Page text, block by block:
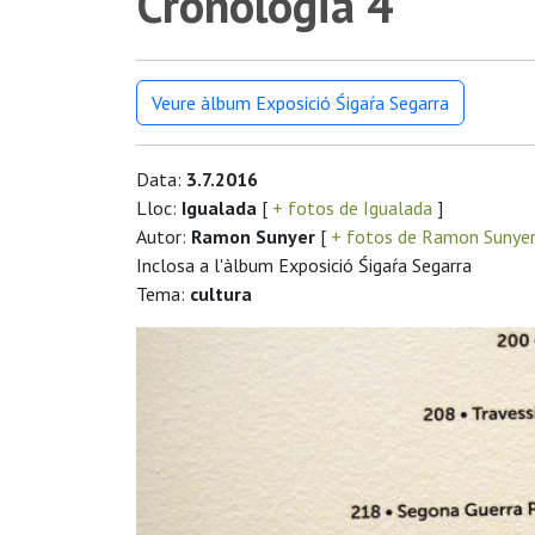
Veure àlbum Exposició Śigaŕa Segarra
Data: 3.7.2016
Lloc: Igualada [ + fotos de Igualada ]
Autor: Ramon Sunyer [ + fotos de Ramon
Inclosa a l'àlbum Exposició Śigaŕa Segarra
Tema: cultura